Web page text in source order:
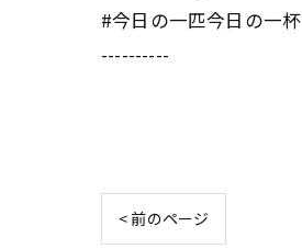
#今日の一匹今日の一杯
----------
< 前のページ